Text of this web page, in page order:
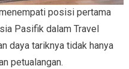
posisi pertama
Pasifik dalam Travel
daya tariknya tidak hanya
petualangan.